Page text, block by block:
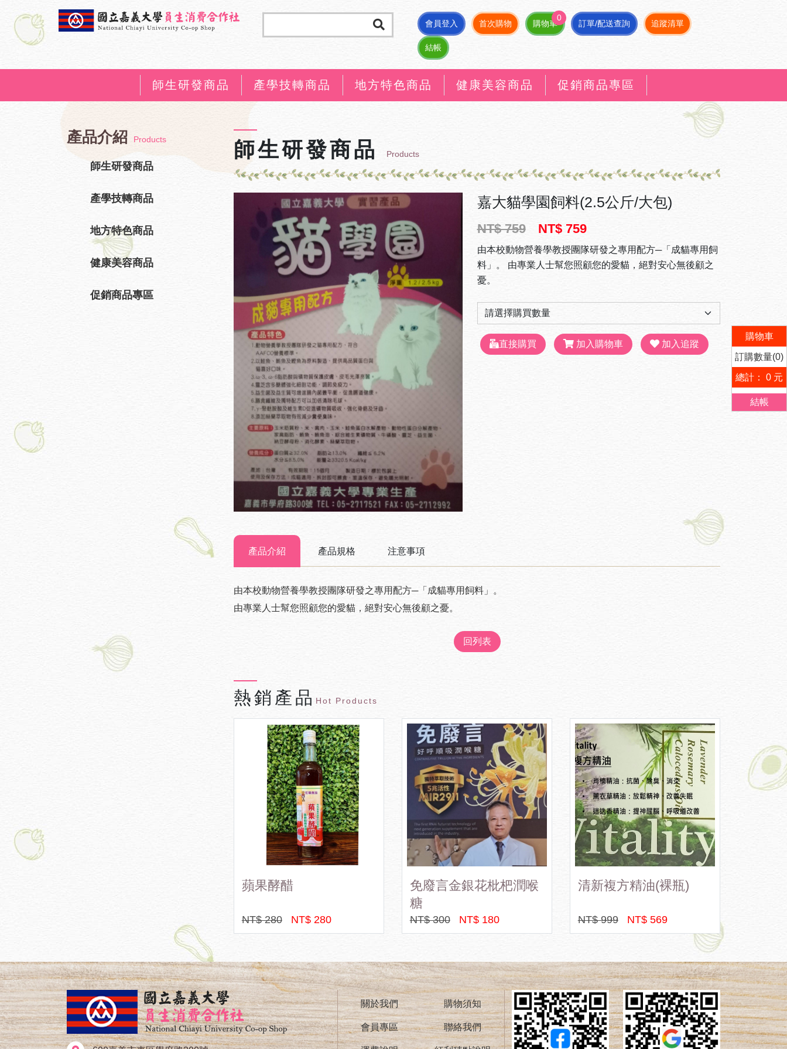
會員登入 首次購物 購物車
0
訂單/配送查詢 追蹤清單
結帳
師生研發商品 產學技轉商品 地方特色商品 健康美容商品 促銷商品專區
購物車
訂購數量(0)
總計： 0 元
結帳
產品介紹 Products
師生研發商品
產學技轉商品
地方特色商品
健康美容商品
促銷商品專區
師生研發商品 Products
嘉大貓學園飼料(2.5公斤/大包)
NT$ 759 NT$ 759
由本校動物營養學教授團隊研發之專用配方─「成貓專用飼
料」。 由專業人士幫您照顧您的愛貓，絕對安心無後顧之
憂。
直接購買 加入購物車 加入追蹤
產品介紹 產品規格 注意事項
由本校動物營養學教授團隊研發之專用配方─「成貓專用飼料」。
由專業人士幫您照顧您的愛貓，絕對安心無後顧之憂。
回列表
熱銷產品 Hot Products
免廢言金銀花枇杷潤喉
NT$ 300 NT$ 180
清新複方精油(裸瓶)
NT$ 999 NT$ 569
嘉大牛奶霜鹽方塊酥
NT$ 150 NT$ 138
關於我們 購物須知
會員專區 聯絡我們